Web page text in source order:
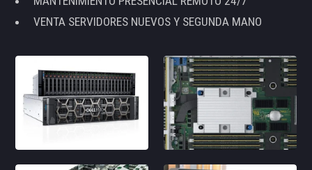
VENTA SERVIDORES NUEVOS Y SEGUNDA MANO